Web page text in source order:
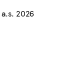
a.s. 2026